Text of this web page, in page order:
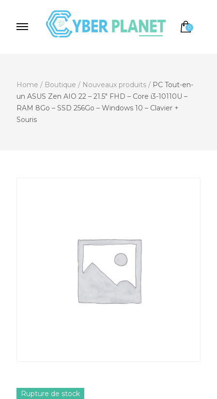
0
Home / Boutique / Nouveaux produits / PC Tout-en-
un ASUS Zen AIO 22 – 21.5″ FHD – Core i3-10110U –
RAM 8Go – SSD 256Go – Windows 10 – Clavier +
Souris
Rupture de stock